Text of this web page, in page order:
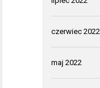
czerwiec 2022
maj 2022